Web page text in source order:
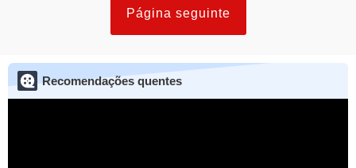
Página seguinte
Recomendações quentes